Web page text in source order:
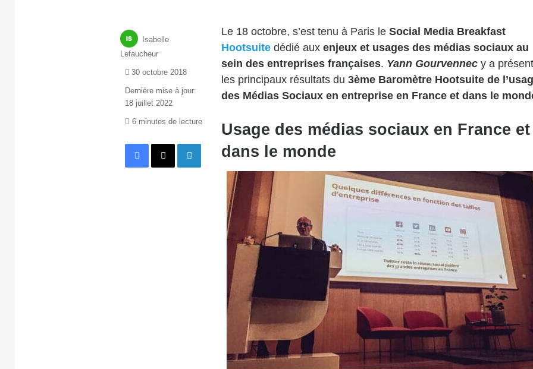
Le 18 octobre, s’est tenu à Paris leSocial Media Breakfast
Hootsuitedédié aux enjeux et usages des médias sociaux au
sein des entreprises françaises. Yann Gourvennecy a
les principaux résultats du 3ème Baromètre Hootsuite de
des Médias Sociaux en entreprise en France et dans le
Usage des médias sociaux en France et
dans le monde
Isabelle
Lefaucheur
30 octobre 2018
Dernière mise à jour:
18 juillet 2022
6 minutes de lecture
Facebook
X Linkedin